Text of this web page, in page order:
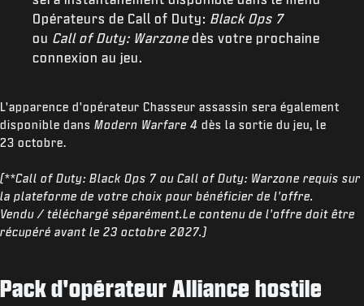
Opérateurs de Call of Duty: Black Ops 7
ou Call of Duty: Warzonedès votre prochaine
connexion au jeu.
L'apparence d'opérateur Chasseur assassin sera également
disponible dans Modern Warfare 4 dès la sortie du jeu, le
23 octobre.
(**Call of Duty: Black Ops 7 ou Call of Duty: Warzone requis sur
la plateforme de votre choix pour bénéficier de l'offre.
Vendu / téléchargé séparément.Le contenu de l'offre doit être
récupéré avant le 23 octobre 2027.)
Pack d'opérateur Alliance hostile